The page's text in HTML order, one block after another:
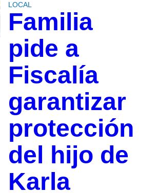
LOCAL
Familia
pide a
Fiscalía
garantizar
protección
del hijo de
Karla